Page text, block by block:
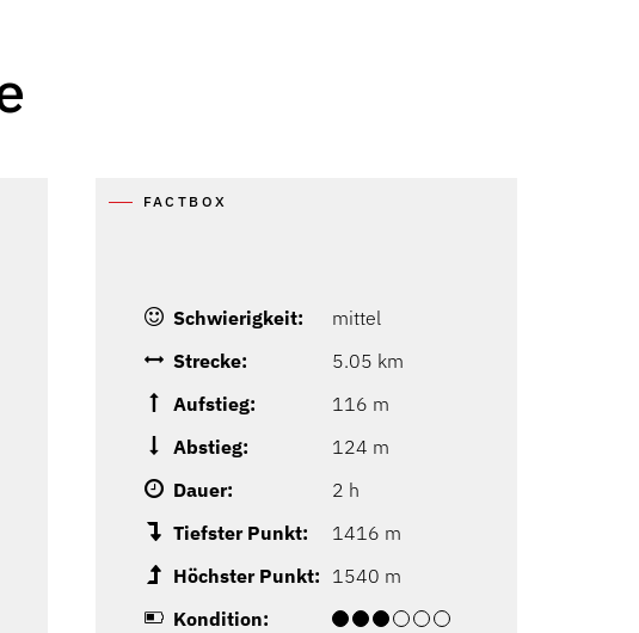
FACTBOX
Schwierigkeit:
mittel
Strecke:
5.05 km
Aufstieg:
116 m
Abstieg:
124 m
Dauer:
2 h
Tiefster Punkt:
1416 m
Höchster Punkt: 1540 m
Kondition: